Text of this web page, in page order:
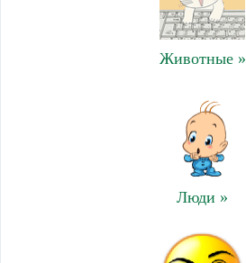
Животные »
Люди »